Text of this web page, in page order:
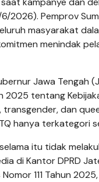
2026). Pemprov
masyarakat
menindak
Jawa
2025 tentang
dan
hanya terkategori
itu tidak
di Kantor DPRD
111 Tahun